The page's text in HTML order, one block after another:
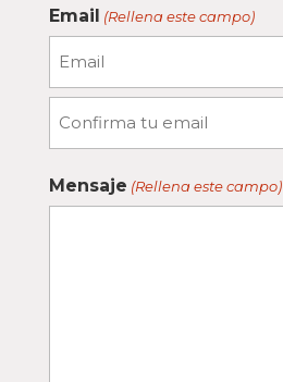
Email (Rellena este campo)
Introduce
un
email
email
Mensaje (Rellena este campo)